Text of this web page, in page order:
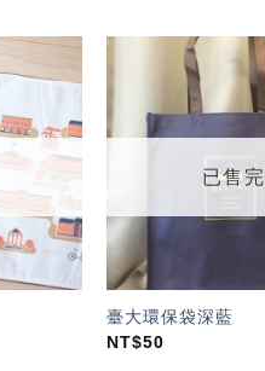
望輕
單」
已售完
臺大環保袋深藍
NT$50